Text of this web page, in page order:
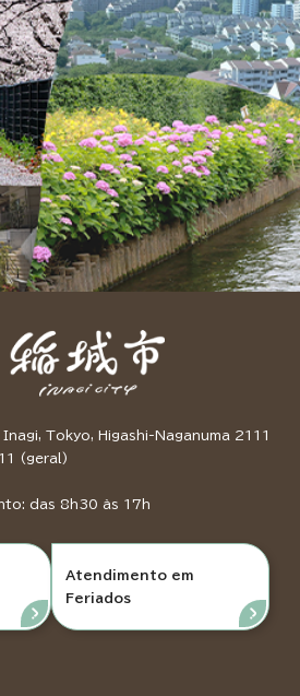
Tokyo, Higashi-Naganuma 2111
(geral)
das 8h30 às 17h
Atendimento em
Feriados